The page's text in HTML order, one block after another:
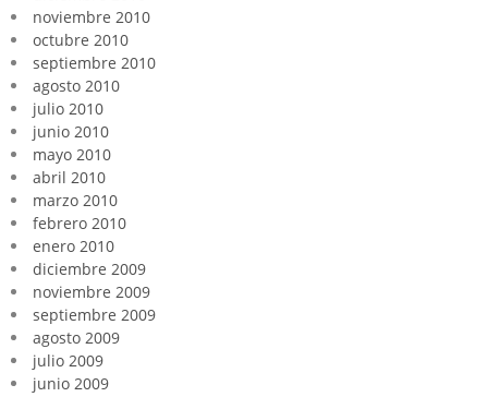
noviembre 2010
octubre 2010
septiembre 2010
agosto 2010
julio 2010
junio 2010
mayo 2010
abril 2010
marzo 2010
febrero 2010
enero 2010
diciembre 2009
noviembre 2009
septiembre 2009
agosto 2009
julio 2009
junio 2009